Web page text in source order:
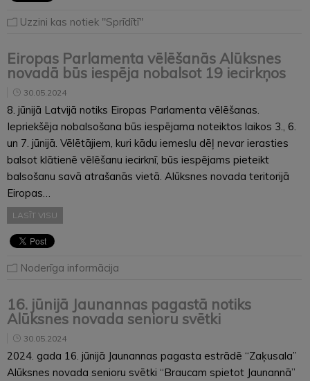
Uzzini kas notiek "Sprīdītī"
Eiropas Parlamenta vēlēšanās Alūksnes
novadā būs iespēja nobalsot 19 iecirkņos
30.05.2024
8. jūnijā Latvijā notiks Eiropas Parlamenta vēlēšanas.
Iepriekšēja nobalsošana būs iespējama noteiktos laikos 3., 6.
un 7. jūnijā. Vēlētājiem, kuri kādu iemeslu dēļ nevar ierasties
balsot klātienē vēlēšanu iecirknī, būs iespējams pieteikt
balsošanu savā atrašanās vietā. Alūksnes novada teritorijā
Eiropas…
LASĪT VISU
Noderīga informācija
16. jūnijā Jaunannas pagastā notiks
Alūksnes novada senioru svētki
30.05.2024
2024. gada 16. jūnijā Jaunannas pagasta estrādē “Zaķusala”
Alūksnes novada senioru svētki “Braucam spietot Jaunannā”